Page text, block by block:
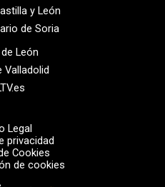
y León
de Soria
León
Valladolid
Legal
privacidad
Cookies
de cookies